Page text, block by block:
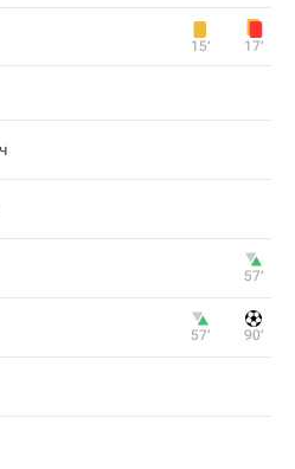
15‎’‎ 17‎’‎
57‎’‎
57‎’‎ 90‎’‎